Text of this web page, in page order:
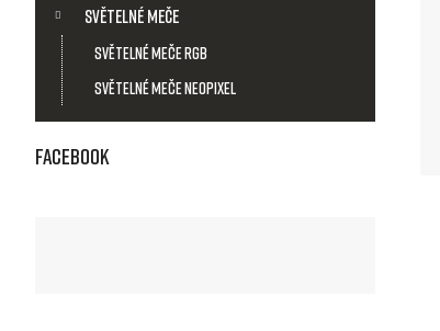
Světelné meče
Světelné meče RGB
Světelné meče Neopixel
Facebook